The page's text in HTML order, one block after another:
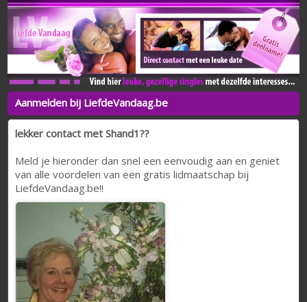
Aanmelden bij LiefdeVandaag.be
lekker contact met Shand1??
Meld je hieronder dan snel een eenvoudig aan en geniet
van alle voordelen van een gratis lidmaatschap bij
LiefdeVandaag.be!!